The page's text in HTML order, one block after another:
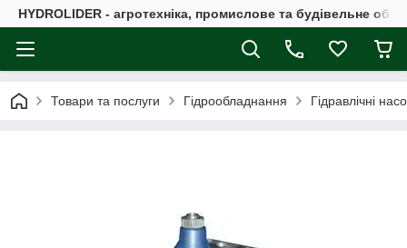
HYDROLIDER - агротехніка, промислове та будівельне
Товари та послуги Гідрообладнання Гідравлічні